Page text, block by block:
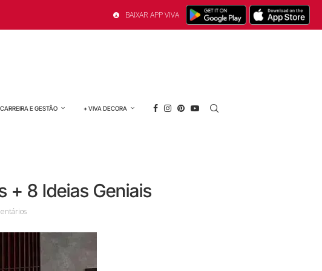
BAIXAR APP VIVA
CARREIRA E GESTÃO + VIVA DECORA
+ 8 Ideias Geniais